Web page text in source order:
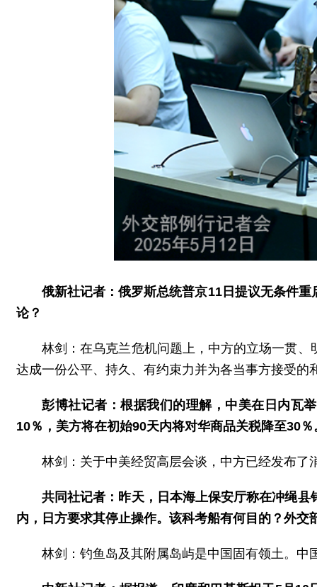
俄新社记者：俄罗斯总统普京11日提议无条件
论？
林剑：在乌克兰危机问题上，中方的立场一贯
达成一份公平、持久、有约束力并为各当事方接受
彭博社记者：根据我们的理解，中美在日内瓦
10％，美方将在初始90天内将对华商品关税降至30
林剑：关于中美经贸高层会谈，中方已经发布
共同社记者：昨天，日本海上保安厅称在冲绳
内，日方要求其停止操作。该科考船有何目的？外交
林剑：钓鱼岛及其附属岛屿是中国固有领土。